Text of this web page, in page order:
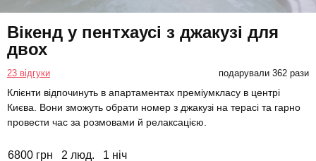
Вікенд у пентхаусі з джакузі для
двох
23 відгуки подарували 362 рази
Клієнти відпочинуть в апартаментах преміумкласу в центрі
Києва. Вони зможуть обрати номер з джакузі на терасі та гарно
провести час за розмовами й релаксацією.
6800 грн 2 люд. 1 ніч